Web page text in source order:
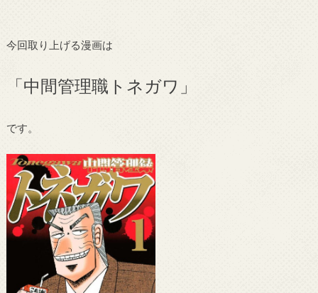
今回取り上げる漫画は
「中間管理職トネガワ」
です。